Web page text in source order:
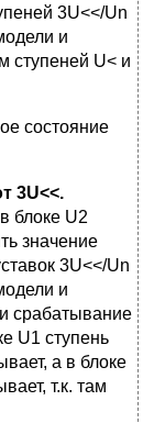
3U<</Un
и
ступеней U< и
состояние
3U<<.
блоке U2
значение
3U<</Un
и
срабатывание
U1 ступень
а в блоке
т.к. там